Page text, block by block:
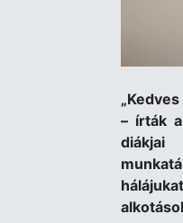
„
– írták
h